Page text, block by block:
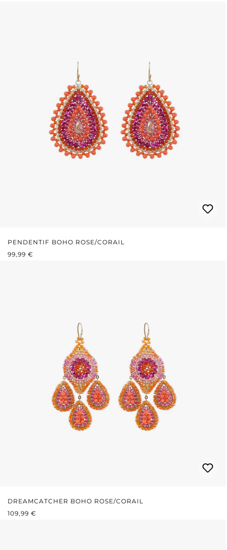
PENDENTIF BOHO ROSE/CORAIL
PRIX RÉGULIER :
99,99 €
DREAMCATCHER BOHO ROSE/CORAIL
PRIX RÉGULIER :
109,99 €